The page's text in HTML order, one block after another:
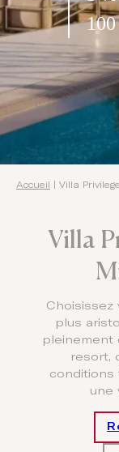
Accueil Villa
Villa
Choisissez
plus
pleinement
resort,
conditions
une